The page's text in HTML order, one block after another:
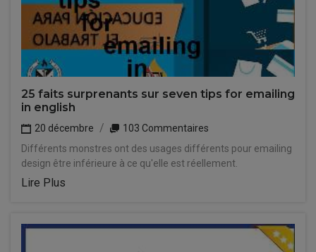
25 faits surprenants sur seven tips for emailing
in english
20 décembre
103 Commentaires
Différents monstres ont des usages différents pour emailing
design être inférieure à ce qu'elle est réellement.
Lire Plus